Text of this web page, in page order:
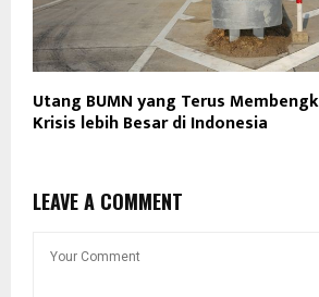
Utang BUMN yang Terus
Krisis lebih Besar di Indonesia
LEAVE A COMMENT